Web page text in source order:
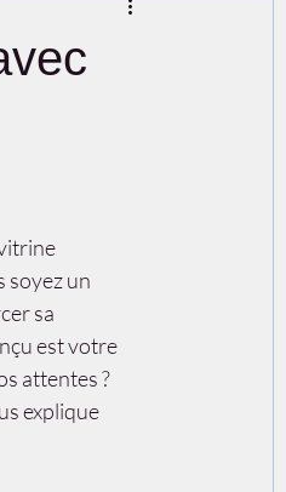
soyez un
sa
est votre
attentes ?
explique